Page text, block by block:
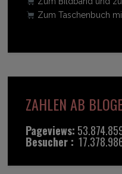
Zum Taschenbuch
ZAHLEN AB
Pageviews:
Besucher :